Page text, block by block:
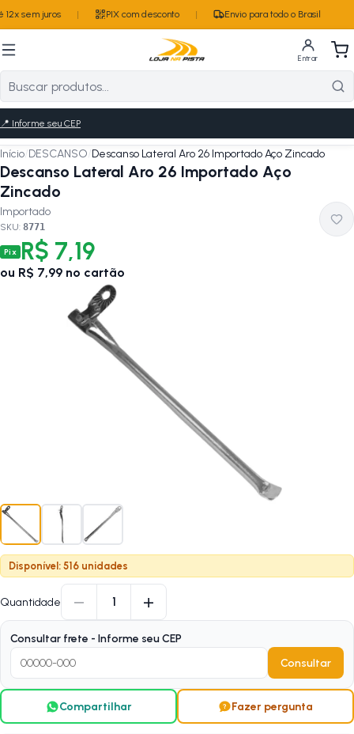
sem juros PIX com desconto Envio para todo o Brasil
Entrar
📍 Informe seu CEP
Início/DESCANSO/Descanso Lateral Aro 26 Importado Aço Zincado
Descanso Lateral Aro 26 Importado Aço
Zincado
Importado
SKU: 8771
Pix R$ 7,19
ou R$ 7,99 no cartão
Disponível: 516 unidades
Quantidade − 1 +
Consultar frete - Informe seu CEP
Consultar
Compartilhar Fazer pergunta